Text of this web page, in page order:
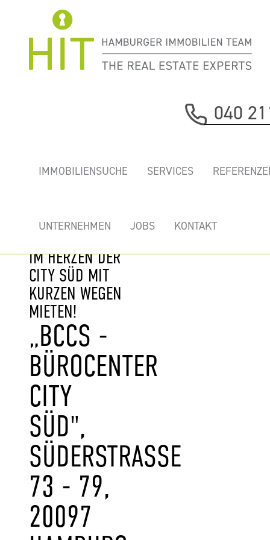
040
IMMOBILIENSUCHE SERVICES
UNTERNEHMEN JOBS KONTAKT
„BCCS -
MODERNE BÜROS
IM HERZEN DER
CITY SÜD MIT
KURZEN WEGEN
MIETEN!
„BCCS -
BÜROCENTER
CITY
SÜD",
SÜDERSTRASSE 7
3 - 79, 2
0097 H